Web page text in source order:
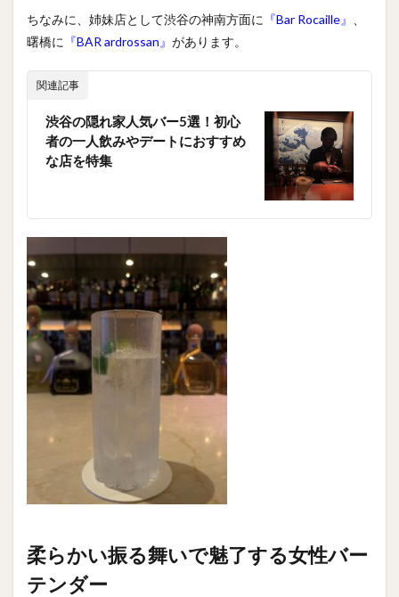
ちなみに、姉妹店として渋谷の神南方面に 『Bar Rocaille』
曙橋に 『BAR ardrossan』 があります。
関連記事
渋谷の隠れ家人気バー5選！初心
者の一人飲みやデートにおすすめ
な店を特集
柔らかい振る舞いで魅了する女性バー
テンダー